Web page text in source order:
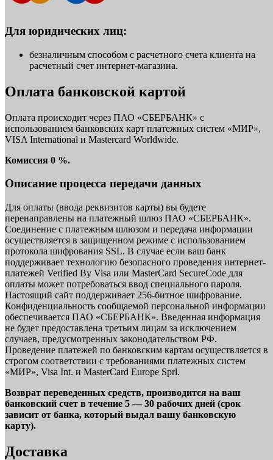
Для юридических лиц:
безналичным способом с расчетного счета клиента на
расчетный счет интернет-магазина.
Оплата банковской картой
Оплата происходит через ПАО «СБЕРБАНК» с
использованием банковских карт платежных систем «МИР»,
VISA International и Mastercard Worldwide.
Комиссия 0 %.
Описание процесса передачи данных
Для оплаты (ввода реквизитов карты) вы будете
перенаправлены на платежный шлюз ПАО «СБЕРБАНК».
Соединение с платежным шлюзом и передача информации
осуществляется в защищенном режиме с использованием
протокола шифрования SSL. В случае если ваш банк
поддерживает технологию безопасного проведения интернет-
платежей Verified By Visa или MasterCard SecureCode для
оплаты может потребоваться ввод специального пароля.
Настоящий сайт поддерживает 256-битное шифрование.
Конфиденциальность сообщаемой персональной информации
обеспечивается ПАО «СБЕРБАНК». Введенная информация
не будет предоставлена третьим лицам за исключением
случаев, предусмотренных законодательством РФ.
Проведение платежей по банковским картам осуществляется в
строгом соответствии с требованиями платежных систем
«МИР», Visa Int. и MasterCard Europe Sprl.
Возврат переведенных средств, производится на ваш
банковский счет в течение 5 — 30 рабочих дней (срок
зависит от банка, который выдал вашу банковскую
карту).
Доставка